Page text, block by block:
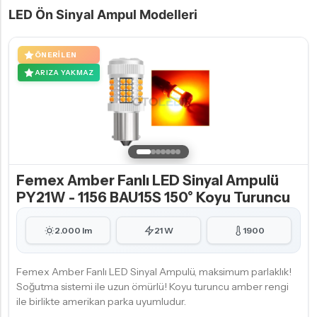
LED Ön Sinyal Ampul Modelleri
ÖNERILEN
ARIZA YAKMAZ
Femex Amber Fanlı LED Sinyal Ampulü
PY21W - 1156 BAU15S 150° Koyu Turuncu
2.000 lm 21 W 1900
Femex Amber Fanlı LED Sinyal Ampulü, maksimum parlaklık!
Soğutma sistemi ile uzun ömürlü! Koyu turuncu amber rengi
ile birlikte amerikan parka uyumludur.